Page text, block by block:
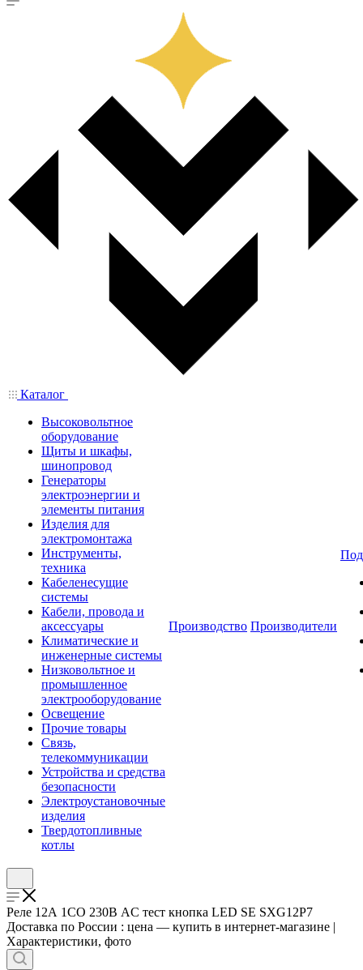
Каталог
Высоковольтное
оборудование
Щиты и шкафы,
шинопровод
Генераторы
электроэнергии и
элементы питания
Изделия для
электромонтажа
Инструменты,
техника
Кабеленесущие
системы
Кабели, провода и
аксессуары
Климатические и
инженерные системы
Низковольтное и
промышленное
электрооборудование
Освещение
Прочие товары
Связь,
телекоммуникации
Устройства и средства
безопасности
Электроустановочные
изделия
Твердотопливные
котлы
Производство Производители
Реле 12А 1CO 230В AC тест кнопка LED SE SXG12P7
Доставка по России : цена — купить в интернет-магазине |
Характеристики, фото